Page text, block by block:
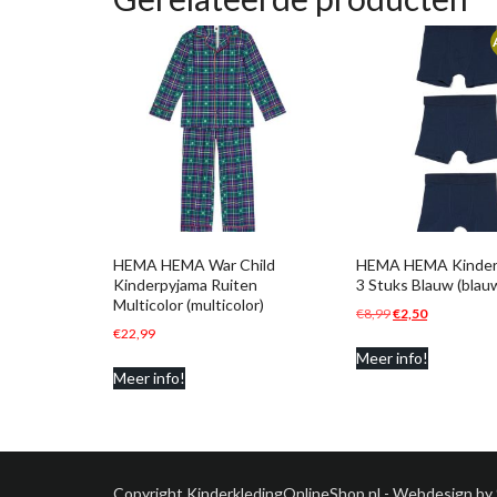
HEMA HEMA War Child
Kinderpyjama Ruiten
Multicolor (multicolor)
€22,99
Meer info!
HEMA HEMA
3 Stuks Blauw
€8,99Oorspronkelijke
was:
€2,50Huidige
Meer info!